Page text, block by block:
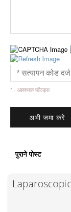
* - आवश्यक फील्ड्स
पुराने पोस्ट